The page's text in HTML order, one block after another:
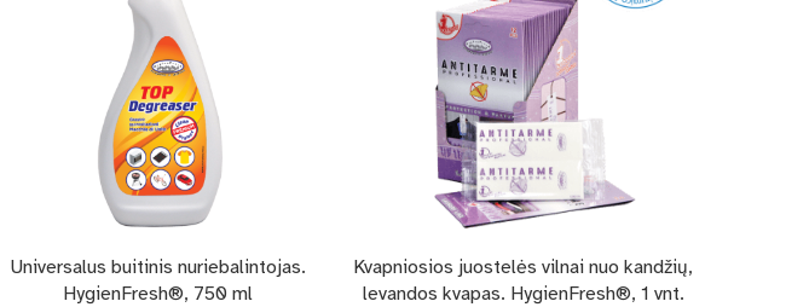
Universalus buitinis nuriebalintojas.
HygienFresh®, 750 ml
Kvapniosios juostelės vilnai nuo kandžių,
levandos kvapas. HygienFresh®, 1 vnt.